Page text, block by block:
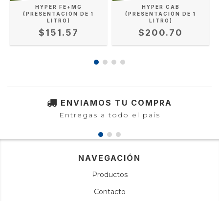
HYPER FE+MG
(PRESENTACIÓN DE 1
LITRO)
$151.57
HYPER CAB
(PRESENTACIÓN DE 1
LITRO)
$200.70
ENVIAMOS TU COMPRA
Entregas a todo el país
NAVEGACIÓN
Productos
Contacto